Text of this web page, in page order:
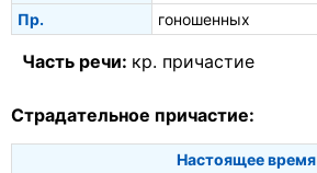
Пр.
гоношенных
Часть речи: кр. причастие
Страдательное причастие:
Настоящее время